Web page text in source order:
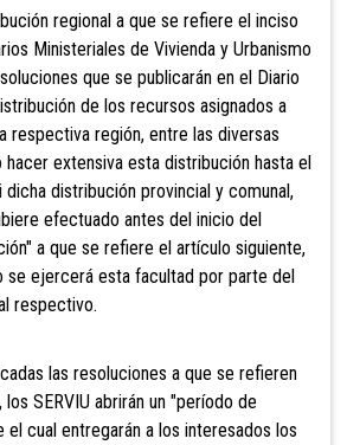
regional a que se refiere el inciso
Ministeriales de Vivienda y Urbanismo
que se publicarán en el Diario
de los recursos asignados a
respectiva región, entre las diversas
hacer extensiva esta distribución hasta el
dicha distribución provincial y comunal,
efectuado antes del inicio del
a que se refiere el artículo siguiente,
se ejercerá esta facultad por parte del
respectivo.
las resoluciones a que se refieren
SERVIU abrirán un "período de
el cual entregarán a los interesados los